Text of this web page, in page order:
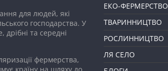
для людей, які
господарства. У
та середні
фермерства,
країну на шляху до
ЕКО-ФЕРМЕРСТВО
ТВАРИННИЦТВО
РОСЛИННИЦТВО
ЛЯ СЕЛО